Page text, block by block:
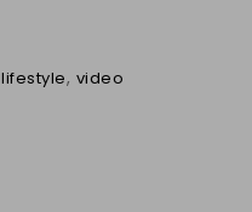
lifestyle, video